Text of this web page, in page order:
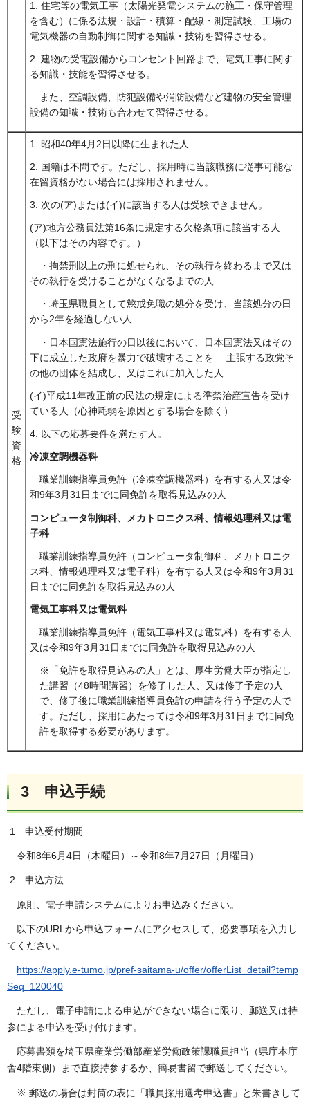
1. 住宅等の電気工事（太陽光発電システムの施工・保守管理
を含む）に係る法規・設計・積算・配線・測定試験、工場の
電気機器の自動制御に関する知識・技術を習得させる。
2. 建物の受電設備からコンセント回路まで、電気工事に関す
る知識・技能を習得させる。
また、空調設備、防犯設備や消防設備など建物の安全管理
設備の知識・技術も合わせて習得させる。
受
験
資
格
1. 昭和40年4月2日以降に生まれた人
2. 国籍は不問です。ただし、採用時に当該職務に従事可能な
在留資格がない場合には採用されません。
3. 次の(ア)または(イ)に該当する人は受験できません。
(ア)地方公務員法第16条に規定する欠格条項に該当する人
（以下はその内容です。）
・拘禁刑以上の刑に処せられ、その執行を終わるまで又は
その執行を受けることがなくなるまでの人
・埼玉県職員として懲戒免職の処分を受け、当該処分の日
から2年を経過しない人
・日本国憲法施行の日以後において、日本国憲法又はその
下に成立した政府を暴力で破壊することを 主張する政党そ
の他の団体を結成し、又はこれに加入した人
(イ)平成11年改正前の民法の規定による準禁治産宣告を受け
ている人（心神耗弱を原因とする場合を除く）
4. 以下の応募要件を満たす人。
冷凍空調機器科
職業訓練指導員免許（冷凍空調機器科）を有する人又は令
和9年3月31日までに同免許を取得見込みの人
コンピュータ制御科、メカトロニクス科、情報処理科又は電
子科
職業訓練指導員免許（コンピュータ制御科、メカトロニク
ス科、情報処理科又は電子科）を有する人又は令和9年3月31
日までに同免許を取得見込みの人
電気工事科又は電気科
職業訓練指導員免許（電気工事科又は電気科）を有する人
又は令和9年3月31日までに同免許を取得見込みの人
※「免許を取得見込みの人」とは、厚生労働大臣が指定し
た講習（48時間講習）を修了した人、又は修了予定の人
で、修了後に職業訓練指導員免許の申請を行う予定の人で
す。ただし、採用にあたっては令和9年3月31日までに同免
許を取得する必要があります。
3 申込手続
1 申込受付期間
令和8年6月4日（木曜日）～令和8年7月27日（月曜日）
2 申込方法
原則、電子申請システムによりお申込みください。
以下のURLから申込フォームにアクセスして、必要事項を入力し
てください。
https://apply.e-tumo.jp/pref-saitama-u/offer/offerList_detail?temp
Seq=120040
ただし、電子申請による申込ができない場合に限り、郵送又は持
参による申込を受け付けます。
応募書類を埼玉県産業労働部産業労働政策課職員担当（県庁本庁
舎4階東側）まで直接持参するか、簡易書留で郵送してください。
※ 郵送の場合は封筒の表に「職員採用選考申込書」と朱書きして